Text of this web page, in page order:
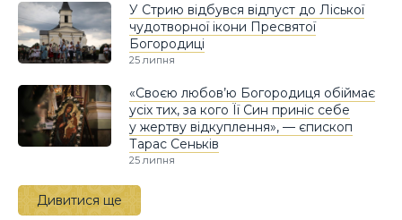
У Стрию відбувся відпуст до Ліської
чудотворної ікони Пресвятої
Богородиці
25 липня
«Своєю любов’ю Богородиця обіймає
усіх тих, за кого Її Син приніс себе
у жертву відкуплення», — єпископ
Тарас Сеньків
25 липня
Дивитися ще